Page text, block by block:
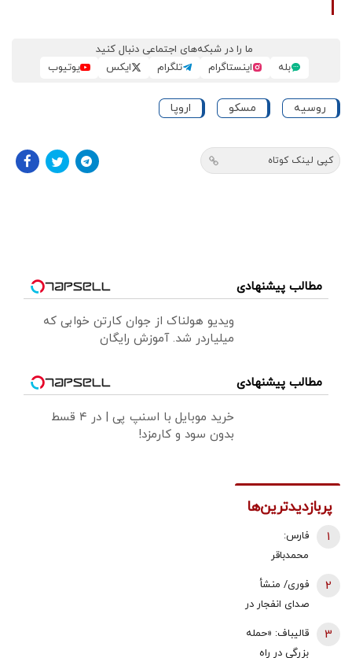
ما را در شبکه‌های اجتماعی دنبال کنید
بله
اینستاگرام تلگرام ایکس یوتیوب
روسیه مسکو اروپا
کپی لینک کوتاه
مطالب پیشنهادی
ویدیو هولناک از جوان کارتن خوابی که
میلیاردر شد. آموزش رایگان
مطالب پیشنهادی
خرید موبایل با اسنپ پی | در ۴ قسط
بدون سود و کارمزد!
پربازدیدترین‌ها
فارس:
محمدباقر
ذوالقدر استعفا
داد/ محسن
رضایی دبیر
شورای عالی
امنیت ملی شد
1
فوری/ منشأ
صدای انفجار در
2
قالیباف: «حمله
بزرگی در راه
3